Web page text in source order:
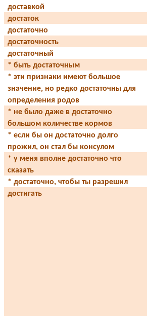
доставкой
достаток
достаточно
достаточность
достаточный
* быть достаточным
* эти признаки имеют большое
значение, но редко достаточны для
определения родов
* не было даже в достаточно
большом количестве кормов
* если бы он достаточно долго
прожил, он стал бы консулом
* у меня вполне достаточно что
сказать
* достаточно, чтобы ты разрешил
достигать